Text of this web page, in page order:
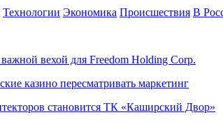
Технологии Экономика Происшествия В
вехой для Freedom Holding Corp.
казино пересматривать маркетинг
становится ТК «Каширский Двор»